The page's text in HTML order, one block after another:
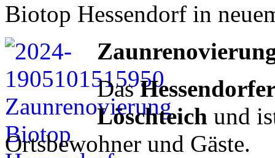
Biotop Hessendorf in
Das
Löschteich und
Ortsbewohner und Gäste.